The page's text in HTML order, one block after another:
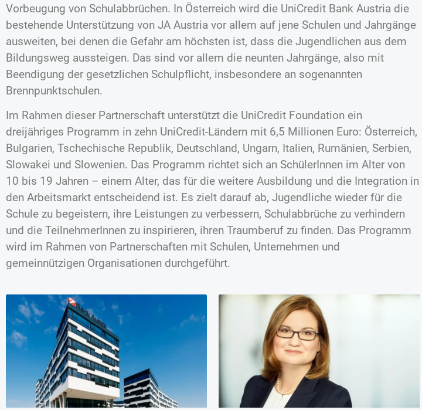
Vorbeugung von Schulabbrüchen. In Österreich wird die UniCredit Bank Austria die
bestehende Unterstützung von JA Austria vor allem auf jene Schulen und Jahrgänge
ausweiten, bei denen die Gefahr am höchsten ist, dass die Jugendlichen aus dem
Bildungsweg aussteigen. Das sind vor allem die neunten Jahrgänge, also mit
Beendigung der gesetzlichen Schulpflicht, insbesondere an sogenannten
Brennpunktschulen.
Im Rahmen dieser Partnerschaft unterstützt die UniCredit Foundation ein
dreijähriges Programm in zehn UniCredit-Ländern mit 6,5 Millionen Euro: Österreich,
Bulgarien, Tschechische Republik, Deutschland, Ungarn, Italien, Rumänien, Serbien,
Slowakei und Slowenien. Das Programm richtet sich an SchülerInnen im Alter von
10 bis 19 Jahren – einem Alter, das für die weitere Ausbildung und die Integration in
den Arbeitsmarkt entscheidend ist. Es zielt darauf ab, Jugendliche wieder für die
Schule zu begeistern, ihre Leistungen zu verbessern, Schulabbrüche zu verhindern
und die TeilnehmerInnen zu inspirieren, ihren Traumberuf zu finden. Das Programm
wird im Rahmen von Partnerschaften mit Schulen, Unternehmen und
gemeinnützigen Organisationen durchgeführt.